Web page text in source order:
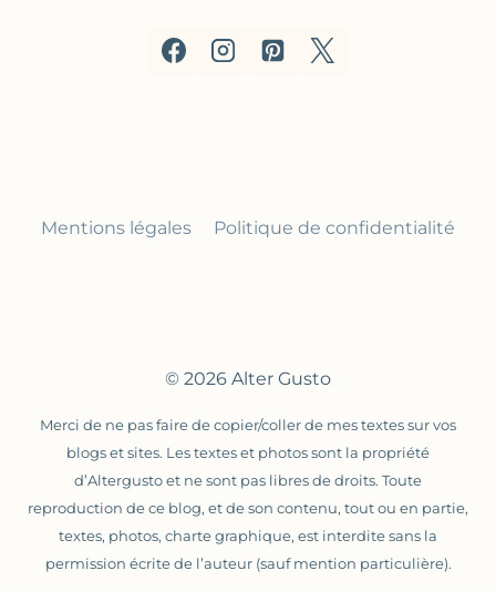
Mentions légales Politique de confidentialité
© 2026 Alter Gusto
Merci de ne pas faire de copier/coller de mes textes sur vos
blogs et sites. Les textes et photos sont la propriété
d’Altergusto et ne sont pas libres de droits. Toute
reproduction de ce blog, et de son contenu, tout ou en partie,
textes, photos, charte graphique, est interdite sans la
permission écrite de l’auteur (sauf mention particulière).